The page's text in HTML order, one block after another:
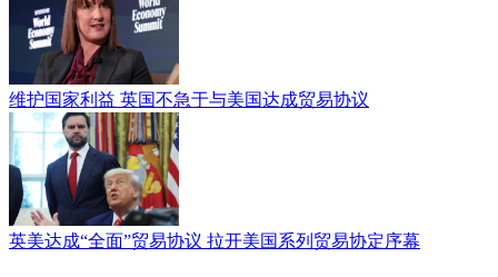
维护国家利益 英国不急于与美国达成贸易协议
英美达成“全面”贸易协议 拉开美国系列贸易协定序幕